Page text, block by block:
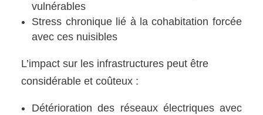
vulnérables
Stress chronique lié à la cohabitation forcée
avec ces nuisibles
L’impact sur les infrastructures peut être
considérable et coûteux :
Détérioration des réseaux électriques avec